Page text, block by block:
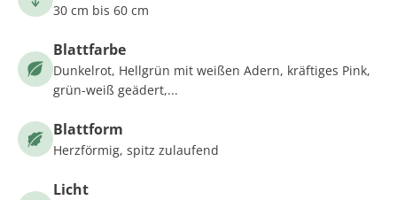
30 cm bis 60 cm
Blattfarbe
Dunkelrot, Hellgrün mit weißen Adern, kräftiges Pink,
grün-weiß geädert,...
Blattform
Herzförmig, spitz zulaufend
Licht